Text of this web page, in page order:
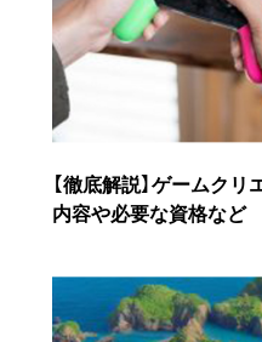
【徹底解説】ゲームク
内容や必要な資格など